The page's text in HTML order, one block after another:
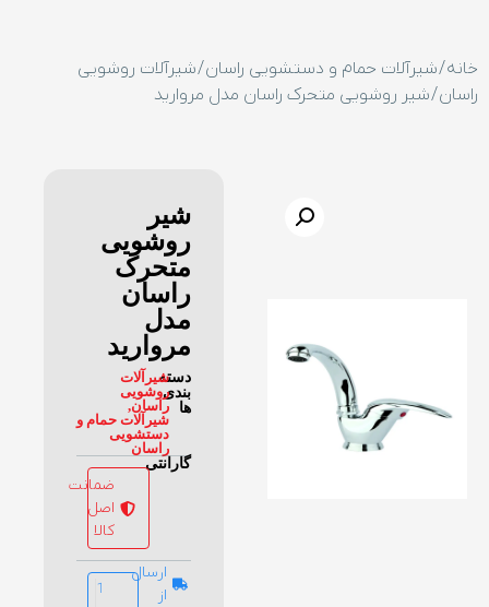
خانه/شیرآلات حمام و دستشویی راسان/شیرآلات روشویی
راسان/ شیر روشویی متحرک راسان مدل مروارید
شیر
روشویی
متحرک
راسان
مدل
مروارید
دسته
بندی
ها
شیرآلات
روشویی
راسان,
شیرآلات حمام و
دستشویی
راسان
گارانتی
ضمانت
اصل
کالا
ارسال
از
1